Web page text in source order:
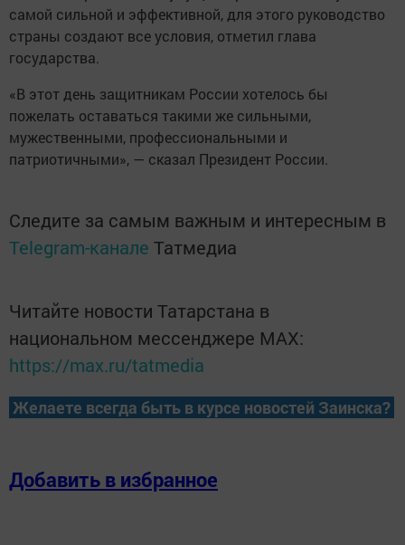
самой сильной и эффективной, для этого руководство
страны создают все условия, отметил глава
государства.
«В этот день защитникам России хотелось бы
пожелать оставаться такими же сильными,
мужественными, профессиональными и
патриотичными», — сказал Президент России.
Следите за самым важным и интересным в
Telegram-канале Татмедиа
Читайте новости Татарстана в
национальном мессенджере MАХ:
https://max.ru/tatmedia
Желаете всегда быть в курсе новостей Заинска?
Добавить в избранное